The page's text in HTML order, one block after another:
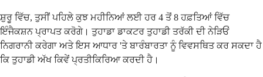
ਸ਼ੁਰੂ ਵਿੱਚ, ਤੁਸੀਂ ਪਹਿਲੇ ਕੁਝ ਮਹੀਨਿਆਂ ਲਈ ਹਰ 4 ਤੋਂ 8 ਹਫ਼ਤਿਆਂ ਵਿੱਚ
ਇੰਜੈਕਸ਼ਨ ਪ੍ਰਾਪਤ ਕਰੋਗੇ। ਤੁਹਾਡਾ ਡਾਕਟਰ ਤੁਹਾਡੀ ਤਰੱਕੀ ਦੀ ਨੇੜਿਓਂ
ਨਿਗਰਾਨੀ ਕਰੇਗਾ ਅਤੇ ਇਸ ਆਧਾਰ 'ਤੇ ਬਾਰੰਬਾਰਤਾ ਨੂੰ ਵਿਵਸਥਿਤ ਕਰ ਸਕਦਾ ਹੈ
ਕਿ ਤੁਹਾਡੀ ਅੱਖ ਕਿਵੇਂ ਪ੍ਰਤੀਕਿਰਿਆ ਕਰਦੀ ਹੈ।